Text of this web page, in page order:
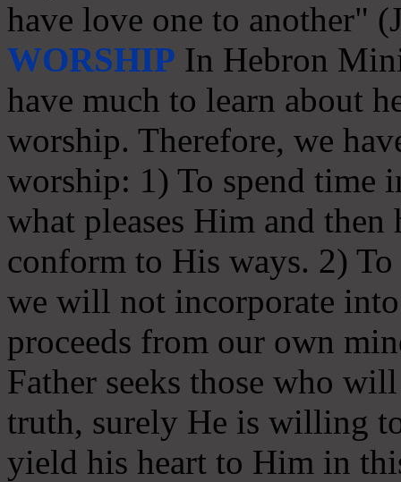
have love one to another"
WORSHIP In Hebron
have much to learn about
worship. Therefore, we
worship: 1) To spend time
what pleases Him and
conform to His ways. 2)
we will not incorporate
proceeds from our own
Father seeks those who
truth, surely He is willing
yield his heart to Him in